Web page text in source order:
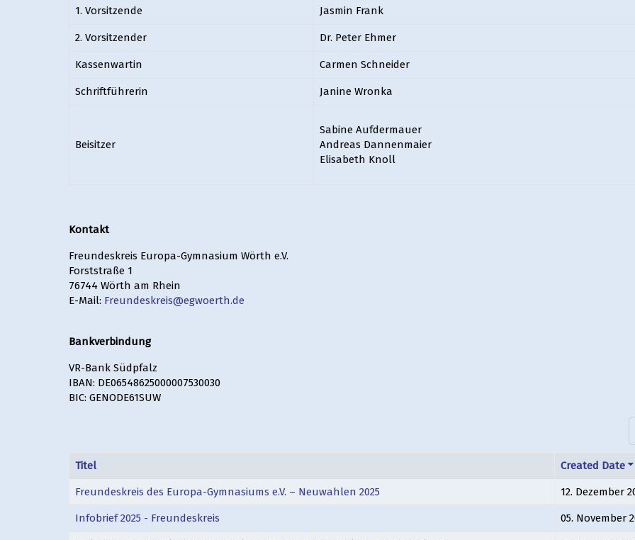
1. Vorsitzende Jasmin Frank
2. Vorsitzender Dr. Peter Ehmer
Kassenwartin Carmen Schneider
Schriftführerin Janine Wronka
Beisitzer
Sabine Aufdermauer
Andreas Dannenmaier
Elisabeth Knoll
Kontakt
Freundeskreis Europa-Gymnasium Wörth e.V.
Forststraße 1
76744 Wörth am Rhein
E-Mail: Freundeskreis@egwoerth.de
Bankverbindung
VR-Bank Südpfalz
IBAN: DE06548625000007530030
BIC: GENODE61SUW
Titel Created Date
Freundeskreis des Europa-Gymnasiums e.V. – Neuwahlen 2025 12. Dezember
Infobrief 2025 - Freundeskreis 05. November